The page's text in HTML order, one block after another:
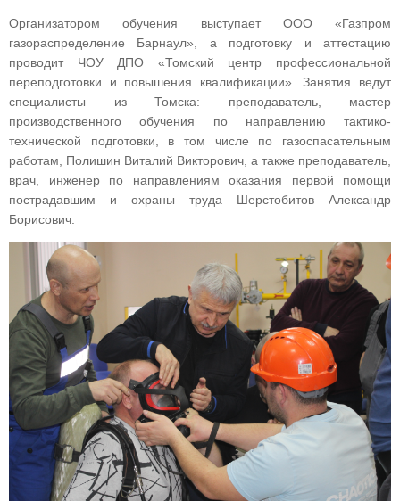
Организатором обучения выступает ООО «Газпром
газораспределение Барнаул», а подготовку и аттестацию
проводит ЧОУ ДПО «Томский центр профессиональной
переподготовки и повышения квалификации». Занятия ведут
специалисты из Томска: преподаватель, мастер
производственного обучения по направлению тактико-
технической подготовки, в том числе по газоспасательным
работам, Полишин Виталий Викторович, а также преподаватель,
врач, инженер по направлениям оказания первой помощи
пострадавшим и охраны труда Шерстобитов Александр
Борисович.